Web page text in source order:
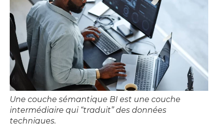
Une couche sémantique BI est une couche
intermédiaire qui “traduit” des données
techniques.